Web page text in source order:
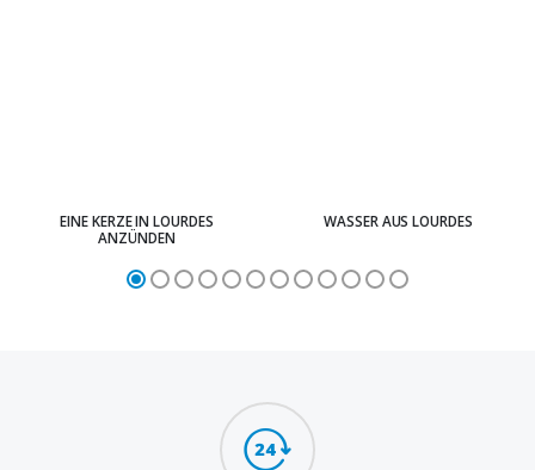
EINE KERZE IN LOURDES
ANZÜNDEN
WASSER AUS LOURDES